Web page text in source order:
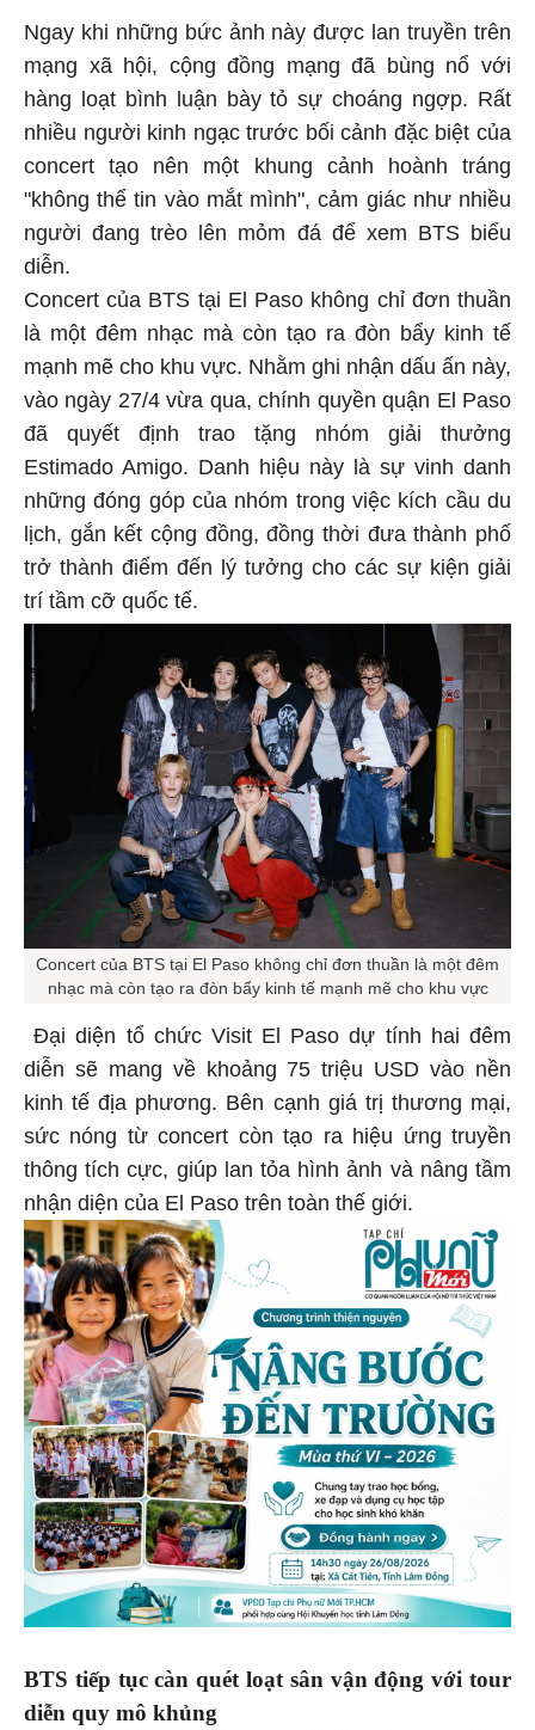
Ngay khi những bức ảnh này được lan truyền trên
mạng xã hội, cộng đồng mạng đã bùng nổ với
hàng loạt bình luận bày tỏ sự choáng ngợp. Rất
nhiều người kinh ngạc trước bối cảnh đặc biệt của
concert tạo nên một khung cảnh hoành tráng
"không thể tin vào mắt mình", cảm giác như nhiều
người đang trèo lên mỏm đá để xem BTS biểu
diễn.
Concert của BTS tại El Paso không chỉ đơn thuần
là một đêm nhạc mà còn tạo ra đòn bẩy kinh tế
mạnh mẽ cho khu vực. Nhằm ghi nhận dấu ấn này,
vào ngày 27/4 vừa qua, chính quyền quận El Paso
đã quyết định trao tặng nhóm giải thưởng
Estimado Amigo. Danh hiệu này là sự vinh danh
những đóng góp của nhóm trong việc kích cầu du
lịch, gắn kết cộng đồng, đồng thời đưa thành phố
trở thành điểm đến lý tưởng cho các sự kiện giải
trí tầm cỡ quốc tế.
Concert của BTS tại El Paso không chỉ đơn thuần là một đêm
nhạc mà còn tạo ra đòn bẩy kinh tế mạnh mẽ cho khu vực
Đại diện tổ chức Visit El Paso dự tính hai đêm
diễn sẽ mang về khoảng 75 triệu USD vào nền
kinh tế địa phương. Bên cạnh giá trị thương mại,
sức nóng từ concert còn tạo ra hiệu ứng truyền
thông tích cực, giúp lan tỏa hình ảnh và nâng tầm
nhận diện của El Paso trên toàn thế giới.
BTS tiếp tục càn quét loạt sân vận động với tour
diễn quy mô khủng